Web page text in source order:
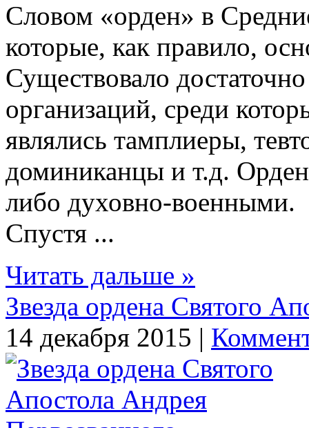
Словом «орден» в
которые, как правило,
Существовало
организаций, среди
являлись тамплиеры,
доминиканцы и т.д.
либо духовно-военными.
Спустя ...
Читать дальше »
Звезда ордена Святого
14 декабря 2015 |